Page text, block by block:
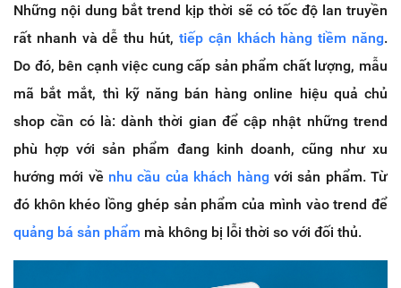
Những nội dung bắt trend kịp thời sẽ có tốc độ lan truyền
rất nhanh và dễ thu hút, tiếp cận khách hàng tiềm năng.
Do đó, bên cạnh việc cung cấp sản phẩm chất lượng, mẫu
mã bắt mắt, thì kỹ năng bán hàng online hiệu quả chủ
shop cần có là: dành thời gian để cập nhật những trend
phù hợp với sản phẩm đang kinh doanh, cũng như xu
hướng mới về nhu cầu của khách hàng với sản phẩm. Từ
đó khôn khéo lồng ghép sản phẩm của mình vào trend để
quảng bá sản phẩm mà không bị lỗi thời so với đối thủ.